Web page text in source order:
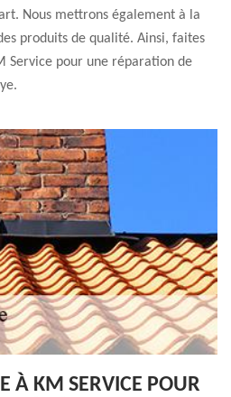
Nous mettrons également à la
produits de qualité. Ainsi, faites
Service pour une réparation de
À KM SERVICE POUR